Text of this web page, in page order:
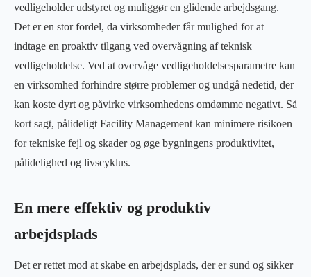
vedligeholder ​​udstyret og muliggør en glidende arbejdsgang.
Det er en stor fordel, da virksomheder får mulighed for at
indtage en proaktiv tilgang ved overvågning af teknisk
vedligeholdelse. Ved at overvåge vedligeholdelsesparametre kan
en virksomhed forhindre større problemer og undgå nedetid, der
kan koste dyrt og påvirke virksomhedens omdømme negativt. Så
kort sagt, pålideligt Facility Management kan minimere risikoen
for tekniske fejl og skader og øge bygningens produktivitet,
pålidelighed og livscyklus.
En mere effektiv og produktiv
arbejdsplads
Det er rettet mod at skabe en arbejdsplads, der er sund og sikker